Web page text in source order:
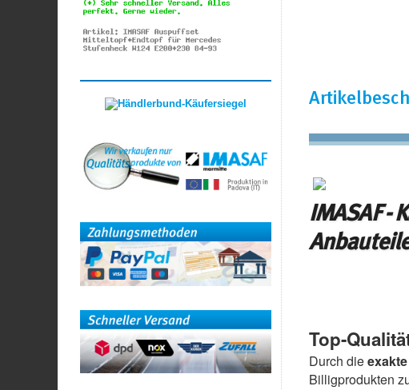
IMASAF -
Top-
Durch die
Billigprodukten